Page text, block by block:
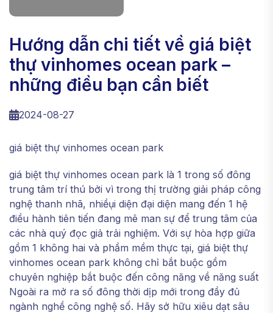
hướng dẫn chi tiết về giá biệt
thự vinhomes ocean park –
những điều bạn cần biết
2024-08-27
giá biệt thự vinhomes ocean park
giá biệt thự vinhomes ocean park là 1 trong số đông
trung tâm trí thú bởi vì trong thị trường giải pháp công
nghệ thanh nhã, nhiềụi diện đại diện mang đến 1 hệ
điều hành tiên tiến đang mê man sự để trung tâm của
các nhà quý đọc giả trải nghiệm. Với sự hòa hợp giữa
gồm 1 không hai và phầm mềm thực tại, giá biệt thự
vinhomes ocean park không chỉ bắt buộc gồm
chuyên nghiệp bắt buộc đến công năng về năng suất
Ngoài ra mở ra số đông thời dịp mới trong đầy đủ
ngành nghề công nghệ số. Hãy sở hữu xiêu dạt sâu